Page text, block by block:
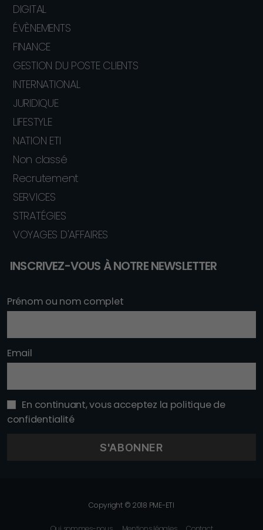
DIGITAL
ÉVÈNEMENTS
FINANCE
GESTION DU POSTE CLIENTS
INTERNATIONAL
JURIDIQUE
LIFESTYLE
NATION ETI
Non classé
Recrutement
SERVICES
STRATÉGIES
VOYAGES D'AFFAIRES
INSCRIVEZ-VOUS À NOTRE NEWSLETTER
Prénom ou nom complet
Email
En continuant, vous acceptez la politique de
confidentialité
Copyright © 2018 PME-ETI